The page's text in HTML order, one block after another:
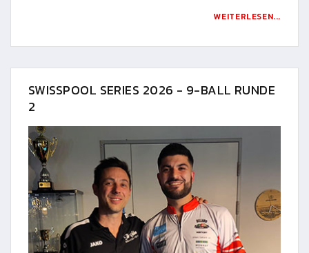
WEITERLESEN...
SWISSPOOL SERIES 2026 - 9-BALL RUNDE
2